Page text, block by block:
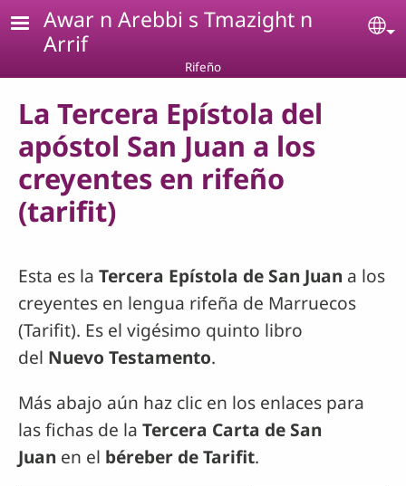
Pasar al contenido principal
Awar n Arebbi s Tmazight n
Arrif
Rifeño
La Tercera Epístola del
apóstol San Juan a los
creyentes en rifeño
(tarifit)
Esta es la Tercera Epístola de San Juan a los
creyentes en lengua rifeña de Marruecos
(Tarifit). Es el vigésimo quinto libro
del Nuevo Testamento.
Más abajo aún haz clic en los enlaces para
las fichas de la Tercera Carta de San
Juan en el béreber de Tarifit.